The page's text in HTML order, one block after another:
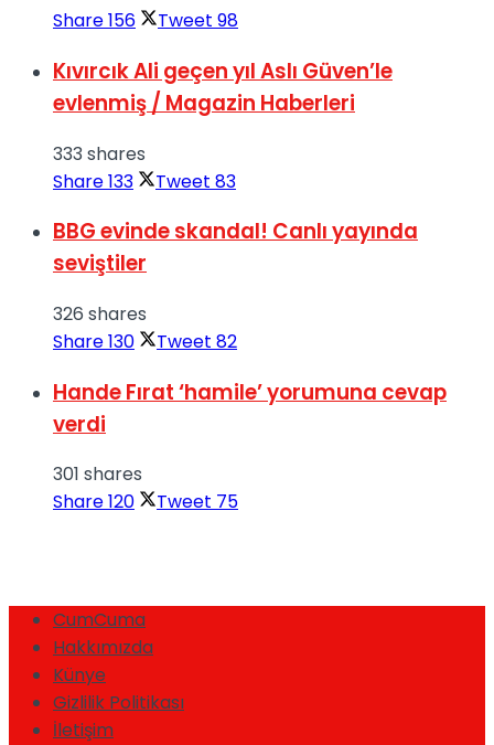
Share156 Tweet 98
Kıvırcık Ali geçen yıl Aslı Güven’le
evlenmiş / Magazin Haberleri
333 shares
Share133 Tweet 83
BBG evinde skandal! Canlı yayında
seviştiler
326 shares
Share130 Tweet 82
Hande Fırat ‘hamile’ yorumuna cevap
verdi
301 shares
Share120 Tweet 75
CumCuma
Hakkımızda
Künye
Gizlilik Politikası
İletişim